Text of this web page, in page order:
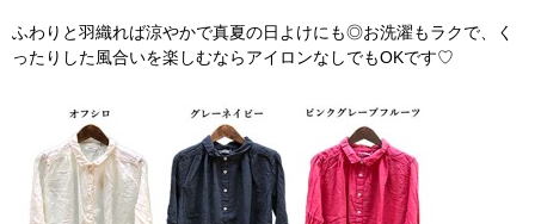
ふわりと羽織れば涼やかで真夏の日よけにも◎お洗濯もラクで、く
ったりした風合いを楽しむならアイロンなしでもOKです♡